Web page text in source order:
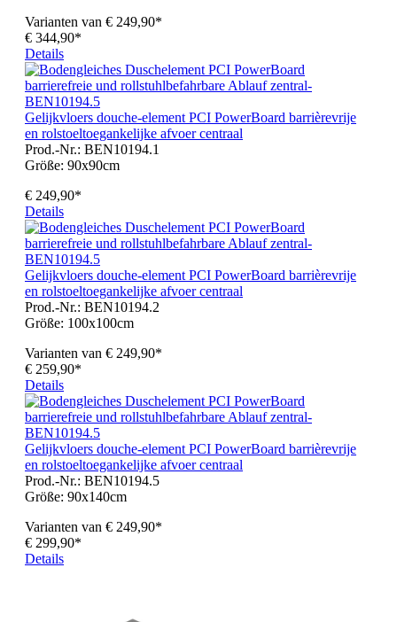
Varianten van € 249,90*
€ 344,90*
Details
Gelijkvloers douche-element PCI PowerBoard barrièrevrije
en rolstoeltoegankelijke afvoer centraal
Prod.-Nr.: BEN10194.1
Größe: 90x90cm
€ 249,90*
Details
Gelijkvloers douche-element PCI PowerBoard barrièrevrije
en rolstoeltoegankelijke afvoer centraal
Prod.-Nr.: BEN10194.2
Größe: 100x100cm
Varianten van € 249,90*
€ 259,90*
Details
Gelijkvloers douche-element PCI PowerBoard barrièrevrije
en rolstoeltoegankelijke afvoer centraal
Prod.-Nr.: BEN10194.5
Größe: 90x140cm
Varianten van € 249,90*
€ 299,90*
Details